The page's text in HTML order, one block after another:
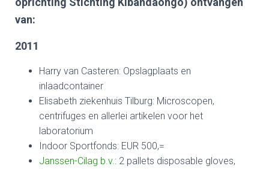
van:
2011
Harry van Casteren: Opslagplaats en
inlaadcontainer
Elisabeth ziekenhuis Tilburg: Microscopen,
centrifuges en allerlei artikelen voor het
laboratorium
Indoor Sportfonds: EUR 500,=
Janssen-Cilag b.v.: 2 pallets disposable gloves,